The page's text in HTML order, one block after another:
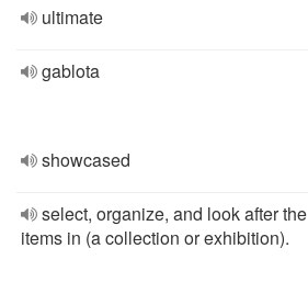
ultimate
gablota
showcased
select, organize, and look after the
items in (a collection or exhibition).